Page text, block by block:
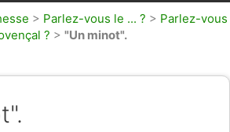
> Parlez-vous le ... ? > Parlez-vous
? > "Un minot".